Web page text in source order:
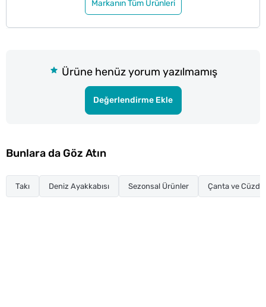
Markanın Tüm Ürünleri
Ürüne henüz yorum yazılmamış
Değerlendirme Ekle
Bunlara da Göz Atın
Takı Deniz Ayakkabısı Sezonsal Ürünler Çanta ve